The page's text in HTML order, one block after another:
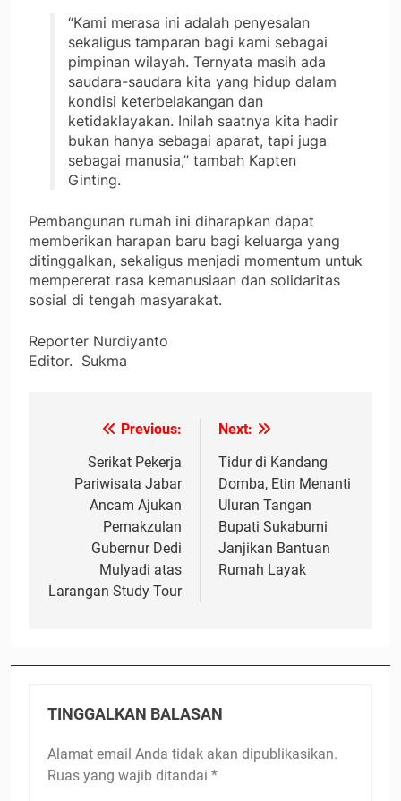
“Kami merasa ini adalah penyesalan
sekaligus tamparan bagi kami sebagai
pimpinan wilayah. Ternyata masih ada
saudara-saudara kita yang hidup dalam
kondisi keterbelakangan dan
ketidaklayakan. Inilah saatnya kita hadir
bukan hanya sebagai aparat, tapi juga
sebagai manusia,” tambah Kapten
Ginting.
Pembangunan rumah ini diharapkan dapat
memberikan harapan baru bagi keluarga yang
ditinggalkan, sekaligus menjadi momentum untuk
mempererat rasa kemanusiaan dan solidaritas
sosial di tengah masyarakat.
Reporter Nurdiyanto
Editor. Sukma
NavigasiPrevious:
Serikat Pekerja
Pariwisata Jabar
Ancam Ajukan
Pemakzulan
Gubernur Dedi
Mulyadi atas
Larangan Study Tour
Next:
Tidur di Kandang
Domba, Etin Menanti
Uluran Tangan
Bupati Sukabumi
Janjikan Bantuan
Rumah Layak
TINGGALKAN BALASAN
Alamat email Anda tidak akan dipublikasikan.
Ruas yang wajib ditandai *